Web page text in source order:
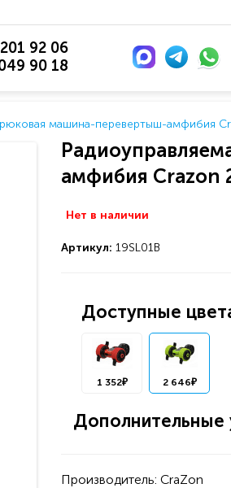
92 06
90 18
машина-перевертыш-амфибия
амфибия Crazon
Нет в наличии
Артикул: 19SL01B
Доступные
1 352₽ 2 646₽
Дополнительные
Производитель: CraZon